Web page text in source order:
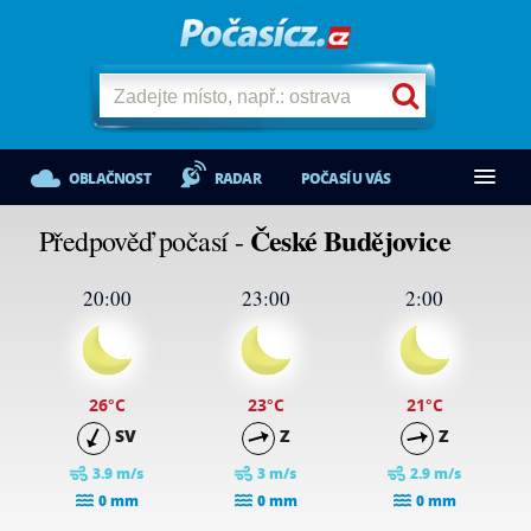
OBLAČNOST RADAR POČASÍ U VÁS
Předpověď počasí - České Budějovice
20:00
26°C
SV
3.9 m/s
0 mm
23:00
23°C
Z
3 m/s
0 mm
2:00
21°C
Z
2.9 m/s
0 mm